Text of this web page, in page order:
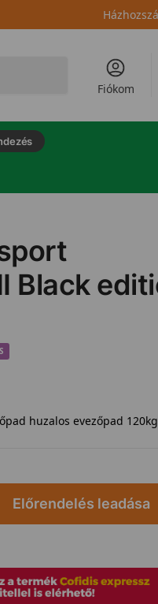
Fiókom
Black
huzalos evezőpad
Előrendelés leadása